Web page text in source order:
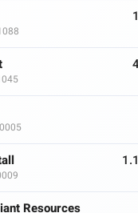
Resources